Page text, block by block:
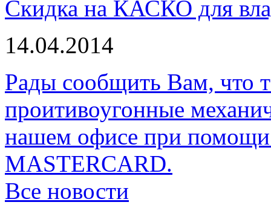
Скидка на КАСКО для
14.04.2014
Рады сообщить Вам, что
проитивоугонные
нашем офисе при помощи
MASTERCARD.
Все новости